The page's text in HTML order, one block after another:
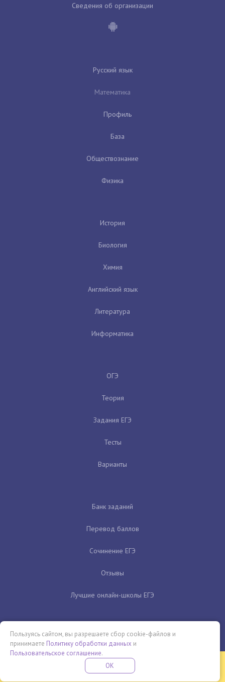
Сведения об организации
Русский язык
Математика
Профиль
База
Обществознание
Физика
История
Биология
Химия
Английский язык
Литература
Информатика
ОГЭ
Теория
Задания ЕГЭ
Тесты
Варианты
Банк заданий
Перевод баллов
Сочинение ЕГЭ
Отзывы
Лучшие онлайн-школы ЕГЭ
Бесплатная летняя школа
ПРОВЕДИ ЭТО ЛЕТО С ПОЛЬЗОЙ
Пользуясь сайтом, вы разрешаете сбор cookie-файлов и
принимаете Политику обработки данных и
Пользовательское соглашение.
OK